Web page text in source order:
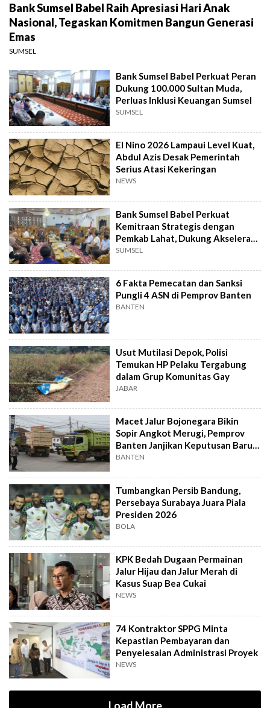
Bank Sumsel Babel Raih Apresiasi Hari Anak
Nasional, Tegaskan Komitmen Bangun Generasi
Emas
SUMSEL
Bank Sumsel Babel Perkuat Peran
Dukung 100.000 Sultan Muda,
Perluas Inklusi Keuangan Sumsel
SUMSEL
El Nino 2026 Lampaui Level Kuat,
Abdul Azis Desak Pemerintah
Serius Atasi Kekeringan
NEWS
Bank Sumsel Babel Perkuat
Kemitraan Strategis dengan
Pemkab Lahat, Dukung Akselerasi
Ekonomi Daerah
SUMSEL
6 Fakta Pemecatan dan Sanksi
Pungli 4 ASN di Pemprov Banten
BANTEN
Usut Mutilasi Depok, Polisi
Temukan HP Pelaku Tergabung
dalam Grup Komunitas Gay
JABAR
Macet Jalur Bojonegara Bikin
Sopir Angkot Merugi, Pemprov
Banten Janjikan Keputusan Baru 4
Hari Lagi
BANTEN
Tumbangkan Persib Bandung,
Persebaya Surabaya Juara Piala
Presiden 2026
BOLA
KPK Bedah Dugaan Permainan
Jalur Hijau dan Jalur Merah di
Kasus Suap Bea Cukai
NEWS
74 Kontraktor SPPG Minta
Kepastian Pembayaran dan
Penyelesaian Administrasi Proyek
NEWS